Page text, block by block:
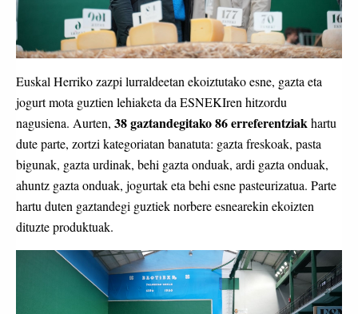
Euskal Herriko zazpi lurraldeetan ekoiztutako esne, gazta eta
jogurt mota guztien lehiaketa da ESNEKIren hitzordu
nagusiena. Aurten, 38 gaztandegitako 86 erreferentziakhartu
dute parte, zortzi kategoriatan banatuta: gazta freskoak, pasta
bigunak, gazta urdinak, behi gazta onduak, ardi gazta onduak,
ahuntz gazta onduak, jogurtak eta behi esne pasteurizatua. Parte
hartu duten gaztandegi guztiek norbere esnearekin ekoizten
dituzte produktuak.